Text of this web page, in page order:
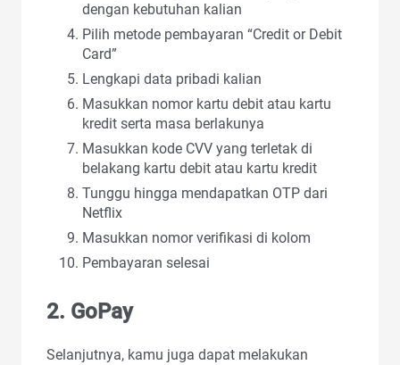
dengan kebutuhan kalian
Pilih metode pembayaran “Credit or Debit
Card”
Lengkapi data pribadi kalian
Masukkan nomor kartu debit atau kartu
kredit serta masa berlakunya
Masukkan kode CVV yang terletak di
belakang kartu debit atau kartu kredit
Tunggu hingga mendapatkan OTP dari
Netflix
Masukkan nomor verifikasi di kolom
Pembayaran selesai
2. GoPay
Selanjutnya, kamu juga dapat melakukan